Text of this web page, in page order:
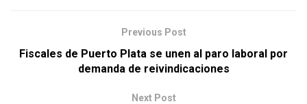
Previous Post
Fiscales de Puerto Plata se unen al paro laboral por
demanda de reivindicaciones
Next Post